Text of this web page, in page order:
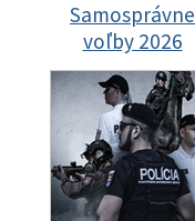
Samosprávne
voľby 2026